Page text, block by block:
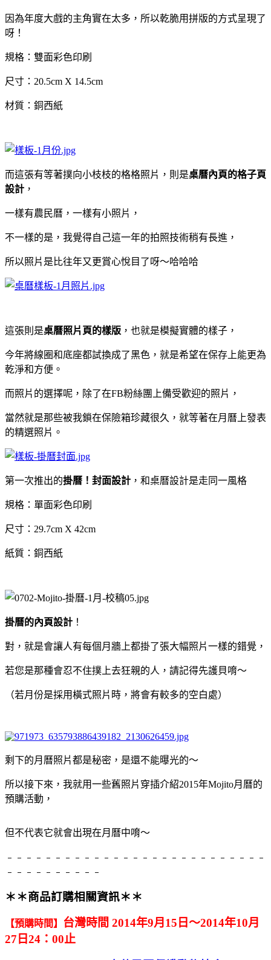
因為年度大戲的主角實在太多，所以乾脆用拼版的方式呈現了
呀！
規格：雙面彩色印刷
尺寸：20.5cm X 14.5cm
材質：銅西紙
而這張有等著撲向小枝枝的格格照片，則是桌曆內頁的格子頁
設計 ，
一樣有農民曆，一樣有小照片，
不一樣的是，我覺得自己這一年的拍照技術稍有長進，
所以照片是比往年又更賞心悅目了呀～哈哈哈
這張則是桌曆照片頁的樣版 ，也就是模擬實體的樣子，
今年將線圈和底座都試換成了黑色，就是希望在保存上能更為
乾淨和方便。
而照片的選擇呢，除了在FB粉絲團上備受歡迎的照片，
當然就是那些被我鎖在保險箱珍藏很久， 就等著在月曆上發表
的精選照片。
第一次推出的掛曆！封面設計 ，和桌曆設計是走同一風格
規格：單面彩色印刷
尺寸：29.7cm X 42cm
紙質：銅西紙
掛曆的內頁設計 ！
對，就是會讓人有每個月牆上都掛了張大幅照片一樣的錯覺，
若您是那種會忍不住撲上去狂親的人，請記得先護貝唷～
（若月份是採用橫式照片時，將會有較多的空白處）
剩下的月曆照片都是秘密，是還不能曝光的～
所以接下來，我就用一些舊照片穿插介紹2015年Mojito月曆的
預購活動，
但不代表它就會出現在月曆中唷～
﹣﹣﹣﹣﹣﹣﹣﹣﹣﹣﹣﹣﹣﹣﹣﹣﹣﹣﹣﹣﹣﹣﹣﹣﹣﹣﹣
﹣﹣﹣﹣﹣﹣﹣﹣﹣﹣
＊＊商品訂購相關資訊＊＊
【預購時間】 台灣時間 2014年9月15日～2014年10月
27日24：00止